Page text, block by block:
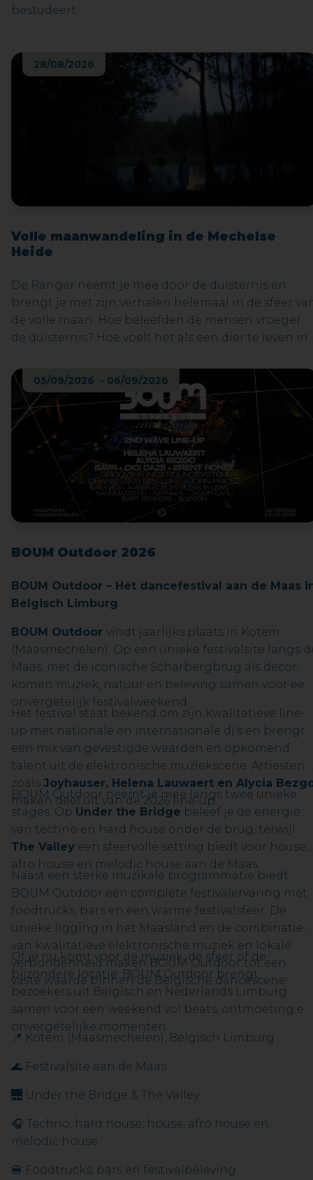
bestudeert.
28/08/2026
Volle maanwandeling in de Mechelse
Heide
De Ranger neemt je mee door de duisternis en
brengt je met zijn verhalen helemaal in de sfeer
de volle maan. Hoe beleefden de mensen vroeger
de duisternis? Hoe voelt het als een dier te leven in
horen? Deze en vele andere vragen worden
beantwoord op de wandeling. Een zaklantaarn
mag je meenemen, maar slechts in noodgevallen
gebruiken.
05/09/2026 - 06/09/2026
BOUM Outdoor 2026
BOUM Outdoor – Hét dancefestival aan de Maas
Belgisch Limburg
BOUM Outdoor vindt jaarlijks plaats in Kotem
(Maasmechelen). Op een unieke festivalsite langs
Maas, met de iconische Scharbergbrug als decor,
komen muziek, natuur en beleving samen voor een
onvergetelijk festivalweekend.
Het festival staat bekend om zijn kwalitatieve line-
up met nationale en internationale dj's en brengt
een mix van gevestigde waarden en opkomend
talent uit de elektronische muziekscene. Artiesten
zoals Joyhauser, Helena Lauwaert en Alycia
maken deel uit van de 2026 line-up.
BOUM Outdoor neemt je mee langs twee unieke
stages. Op Under the Bridge beleef je de energie
van techno en hard house onder de brug, terwijl
The Valley een sfeervolle setting biedt voor house,
afro house en melodic house aan de Maas.
Naast een sterke muzikale programmatie biedt
BOUM Outdoor een complete festivalervaring met
foodtrucks, bars en een warme festivalsfeer. De
unieke ligging in het Maasland en de combinatie
van kwalitatieve elektronische muziek en lokale
verbondenheid maken BOUM Outdoor tot een
vaste waarde binnen de Belgische dancescene.
Of je nu komt voor de muziek, de sfeer of de
bijzondere locatie: BOUM Outdoor brengt
bezoekers uit Belgisch en Nederlands Limburg
samen voor een weekend vol beats, ontmoeting en
onvergetelijke momenten.
📍 Kotem (Maasmechelen), Belgisch Limburg
🌊 Festivalsite aan de Maas
🌉 Under the Bridge & The Valley
🎧 Techno, hard house, house, afro house en
melodic house
🍔 Foodtrucks, bars en festivalbeleving